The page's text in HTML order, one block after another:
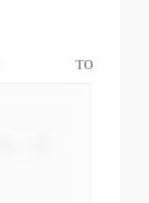
TOP3交易国